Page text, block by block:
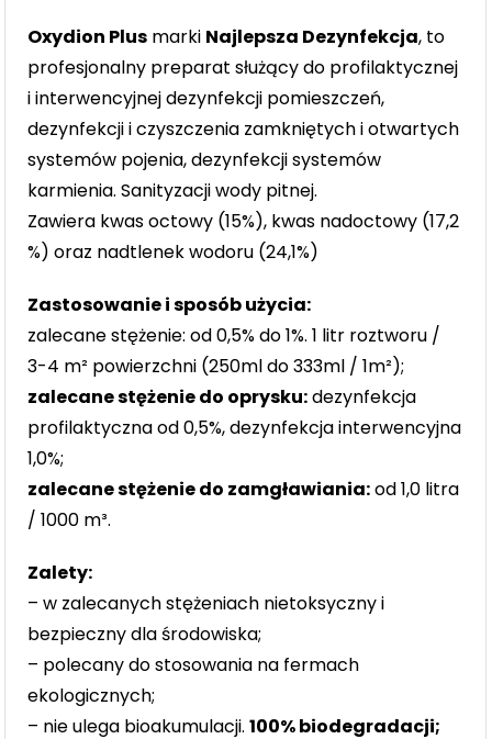
Oxydion Plus marki Najlepsza Dezynfekcja, to
profesjonalny preparat służący do profilaktycznej
i interwencyjnej dezynfekcji pomieszczeń,
dezynfekcji i czyszczenia zamkniętych i otwartych
systemów pojenia, dezynfekcji systemów
karmienia. Sanityzacji wody pitnej.
Zawiera kwas octowy (15%), kwas nadoctowy (17,2
%) oraz nadtlenek wodoru (24,1%)
Zastosowanie i sposób użycia:
zalecane stężenie: od 0,5% do 1%. 1 litr roztworu /
3-4 m² powierzchni (250ml do 333ml / 1m²);
zalecane stężenie do oprysku:dezynfekcja
profilaktyczna od 0,5%, dezynfekcja interwencyjna
1,0%;
zalecane stężenie do zamgławiania:od 1,0 litra
/ 1000 m³.
Zalety:
– w zalecanych stężeniach nietoksyczny i
bezpieczny dla środowiska;
– polecany do stosowania na fermach
ekologicznych;
– nie ulega bioakumulacji.100% biodegradacji;